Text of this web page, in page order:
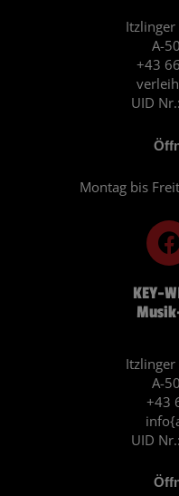
KEY-
Itzlinger
A-
+43
UID
F
a
c
k
Itzlinger
A-
+43
UID
Montag bis